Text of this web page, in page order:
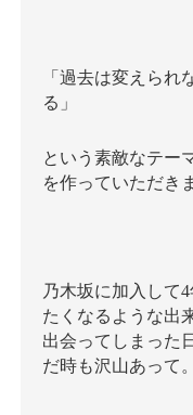
「過去は変えられ
る」
という素敵なテー
を作っていただき
乃木坂に加入して
たくなるような出
出会ってしまった
だ時も沢山あって。